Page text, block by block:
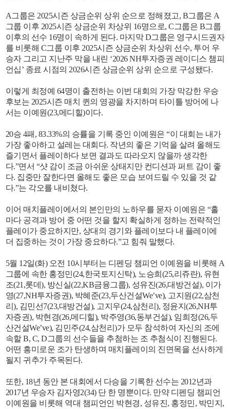
A그룹은 2025시즌 상금순위 상위 순으로 정해졌고, B그룹은 A
그룹 이후 2025시즌 상금순위 차상위 16명으로, C그룹은 B그룹
이후의 선수 16명이 속하게 된다. 마지막 D그룹은 영구시드권자
를 비롯해 C그룹 이후 2025시즌 상금순위 차상위 선수, 투어 우
승자 그리고 지난주 막을 내린 ‘2026 NH투자증권 레이디스 챔피
언십’ 종료 시점의 2026시즌 상금순위 상위 순으로 구성됐다.
이렇게 최정예 64명이 출전하는 이번 대회의 가장 막강한 우승
후보는 2025시즌 매치 퀸의 영광을 차지하며 타이틀 방어에 나
서는 이예원(23,메디힐)이다.
20승 4패, 83.33%의 승률을 기록 중인 이예원은 “이 대회는 내가
가장 좋아하고 설레는 대회다. 작년의 좋은 기억을 살려 올해도
즐기면서 플레이하다 보면 결과도 따라오지 않을까 생각한
다.”면서 “샷 감이 조금 아쉬운 상태지만 컨디션과 퍼트 감이 좋
다. 집중만 잘한다면 올해도 좋은 모습 보여드릴 수 있을 것 같
다.”는 각오를 내비쳤다.
이어 매치플레이에서의 본인만의 노하우를 묻자 이예원은 “홀
마다 공격과 방어 중 어떤 것을 할지 확실하게 정하는 전략적인
플레이가 중요하지만, 상대의 경기와 플레이보다 내 플레이에
더 집중하는 것이 가장 중요하다.”고 힘줘 말했다.
5월 12일(화) 오전 10시부터는 디펜딩 챔피언 이예원을 비롯해 A
그룹에 속한 홍정민(24,한국토지신탁), 노승희(25,리쥬란), 유현
조(21,롯데), 방신실(22,KB금융그룹), 성유진(26,대방건설), 이가
영(27,NH투자증권), 박혜준(23,두산건설We’ve), 고지원(22,삼천
리), 김민선7(23,대방건설), 고지우(24,삼천리), 정윤지(26,NH투
자증권), 박현경(26,메디힐), 박주영(36,동부건설), 임희정(26,두
산건설We’ve), 김민주(24,삼천리)가 모두 참석하여 자신의 조에
속할 B, C, D그룹의 선수들을 추첨하는 조 추첨식이 진행된다.
어떤 흥미로운 조가 탄생하며 매치플레이의 진면목을 선사하게
될지 귀추가 주목된다.
또한, 18년 동안 본 대회에서 다승을 기록한 선수는 2012년과
2017년 우승자 김자영2(34) 단 한 명뿐이다. 만약 디펜딩 챔피언
이예원을 비롯해 역대 챔피언인 박현경, 성유진, 홍정민, 박민지,